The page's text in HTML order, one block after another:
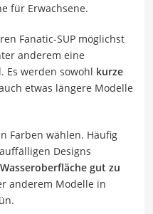
für Erwachsene.
Fanatic-SUP möglichst
anderem eine
Es werden sowohl kurze
etwas längere Modelle
Farben wählen. Häufig
Designs
gut zu
anderem Modelle in